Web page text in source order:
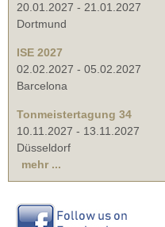
20.01.2027 - 21.01.2027
Dortmund
ISE 2027
02.02.2027 - 05.02.2027
Barcelona
Tonmeistertagung 34
10.11.2027 - 13.11.2027
Düsseldorf
mehr ...